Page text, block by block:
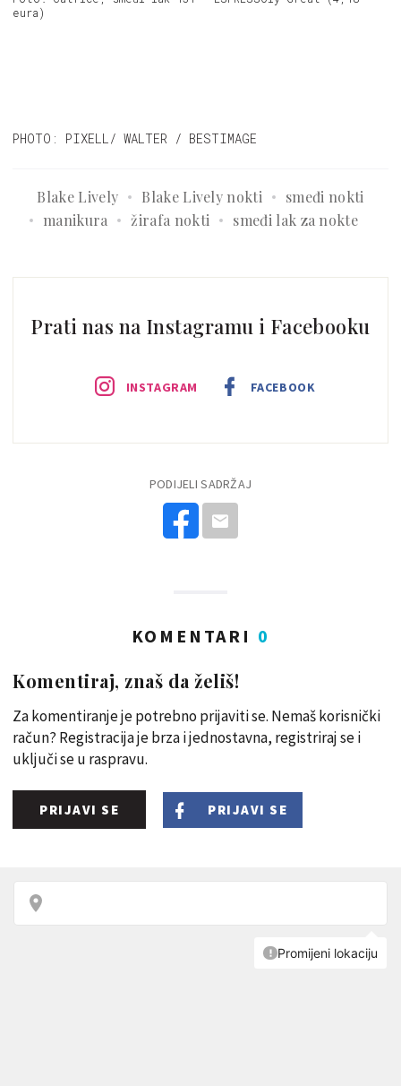
eura)
PHOTO: PIXELL/ WALTER / BESTIMAGE
Blake Lively Blake Lively nokti
smeđi nokti
manikura
žirafa nokti smeđi lak za nokte
Prati nas na Instagramu i Facebooku
INSTAGRAM FACEBOOK
PODIJELI SADRŽAJ
KOMENTARI 0
Komentiraj, znaš da želiš!
Za komentiranje je potrebno prijaviti se. Nemaš korisnički
račun? Registracija je brza i jednostavna, registriraj se i
uključi se u raspravu.
PRIJAVI SE PRIJAVI SE